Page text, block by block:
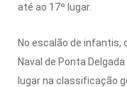
até ao 17º lugar.
No escalão de infantis,
Naval de Ponta
lugar na classificação